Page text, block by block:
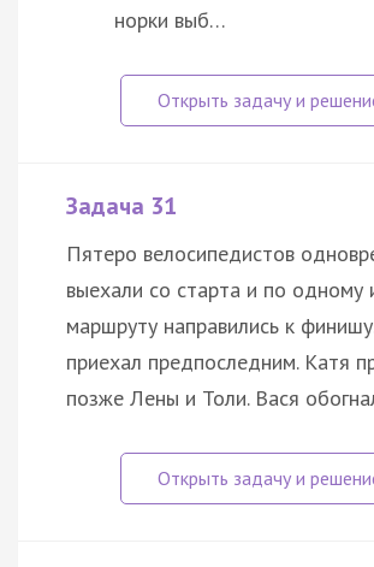
норки выб…
Задача 31
Пятеро велосипедистов
выехали со старта и по одному
маршруту направились к
приехал предпоследним. Катя
позже Лены и Толи. Вася